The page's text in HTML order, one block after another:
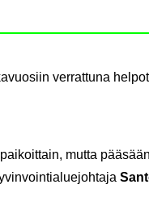
ver­rat­tu­na
mutta